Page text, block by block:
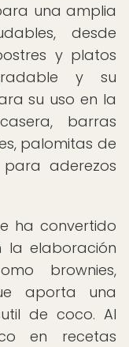
una amplia
desde
y platos
y su
su uso en la
barras
palomitas de
aderezos
ha convertido
la elaboración
brownies,
aporta una
de coco. Al
en recetas